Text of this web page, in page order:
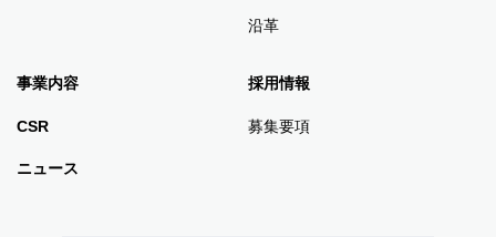
沿革
事業内容
CSR
ニュース
採用情報
募集要項